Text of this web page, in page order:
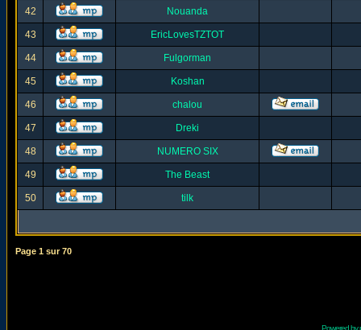
42 Nouanda
43 EricLovesTZTOT
44 Fulgorman
45 Koshan
46 chalou
47 Dreki
48 NUMERO SIX
49 The Beast
50 tilk
Page 1 sur70
Powered by